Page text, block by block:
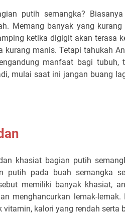
putih semangka?
Memang banyak yang kurang
ketika digigit akan terasa
kurang manis. Tetapi tahukah
manfaat bagi tubuh,
mulai saat ini jangan buang
khasiat bagian putih
putih pada buah semangka
memiliki banyak khasiat,
menghancurkan lemak-
kalori yang rendah serta